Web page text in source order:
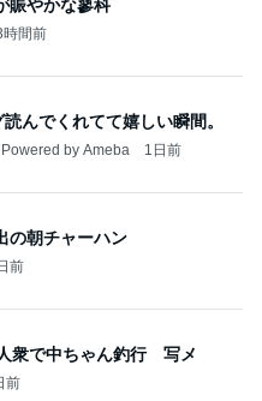
賑やかな蓼科
時間前
んでくれてて嬉しい瞬間。
by Ameba 1日前
の朝チャーハン
前
郁隊4人衆で中ちゃん釣行 写メ
前